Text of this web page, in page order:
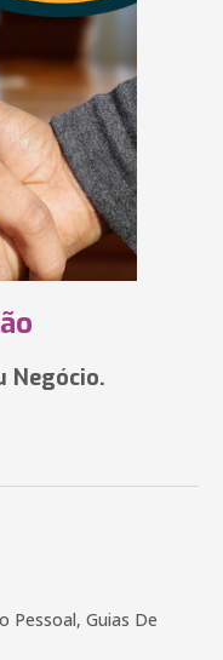
Negócio.
Pessoal, Guias De